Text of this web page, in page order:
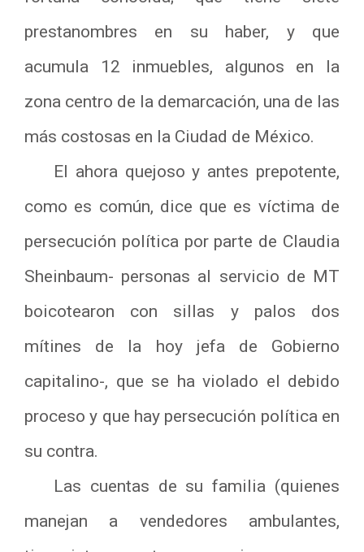
prestanombres en su haber, y que
acumula 12 inmuebles, algunos en la
zona centro de la demarcación, una de las
más costosas en la Ciudad de México.
El ahora quejoso y antes prepotente,
como es común, dice que es víctima de
persecución política por parte de Claudia
Sheinbaum- personas al servicio de MT
boicotearon con sillas y palos dos
mítines de la hoy jefa de Gobierno
capitalino-, que se ha violado el debido
proceso y que hay persecución política en
su contra.
Las cuentas de su familia (quienes
manejan a vendedores ambulantes,